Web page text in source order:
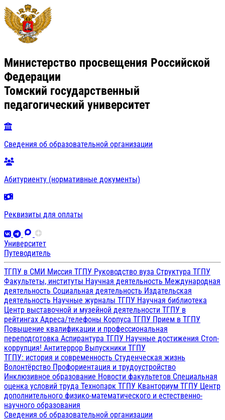
Министерство просвещения Российской
Федерации
Томский государственный
педагогический университет
Сведения об образовательной организации
Абитуриенту (нормативные документы)
Реквизиты для оплаты
Университет
Путеводитель
ТГПУ в СМИ Миссия ТГПУ Руководство вуза Структура ТГПУ
Факультеты, институты Научная деятельность Международная
деятельность Социальная деятельность Издательская
деятельность Научные журналы ТГПУ Научная библиотека
Центр выставочной и музейной деятельности ТГПУ в
рейтингах Адреса/телефоны Корпуса ТГПУ Прием в ТГПУ
Повышение квалификации и профессиональная
переподготовка Аспирантура ТГПУ Научные достижения Стоп-
коррупция! Антитеррор Выпускники ТГПУ
ТГПУ: история и современность Студенческая жизнь
Волонтёрство Профориентация и трудоустройство
Инклюзивное образование Новости факультетов Специальная
оценка условий труда Технопарк ТГПУ Кванториум ТГПУ Центр
дополнительного физико-математического и естественно-
научного образования
Сведения об образовательной организации